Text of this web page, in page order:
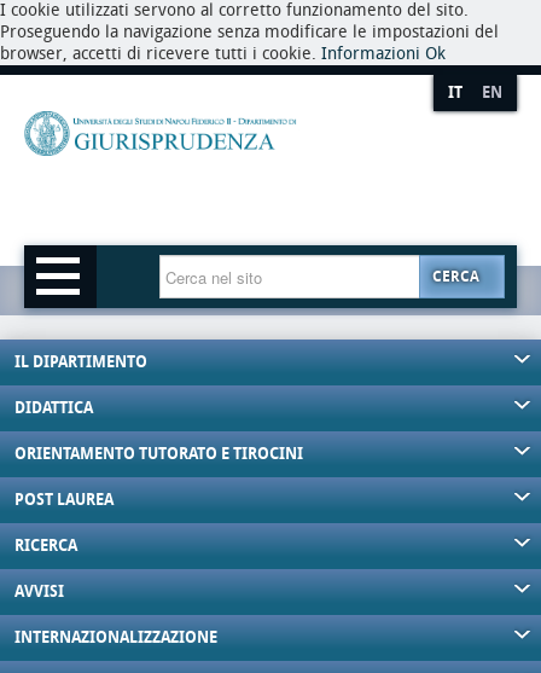
I cookie utilizzati servono al corretto funzionamento del sito.
Proseguendo la navigazione senza modificare le impostazioni del
browser, accetti di ricevere tutti i cookie. Informazioni Ok
IT EN
CERCA
IL DIPARTIMENTO
DIDATTICA
ORIENTAMENTO TUTORATO E TIROCINI
POST LAUREA
RICERCA
AVVISI
INTERNAZIONALIZZAZIONE